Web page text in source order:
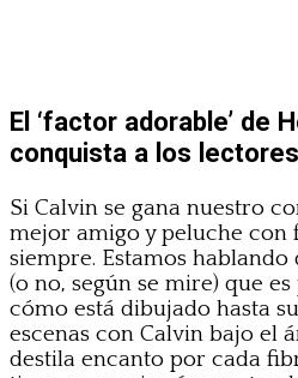
El ‘factor adorable’ de
conquista a los lectores
Si Calvin se gana nuestro
mejor amigo y peluche con
siempre. Estamos
(o no, según se mire) que
cómo está dibujado hasta
escenas con Calvin bajo el
destila encanto por cada